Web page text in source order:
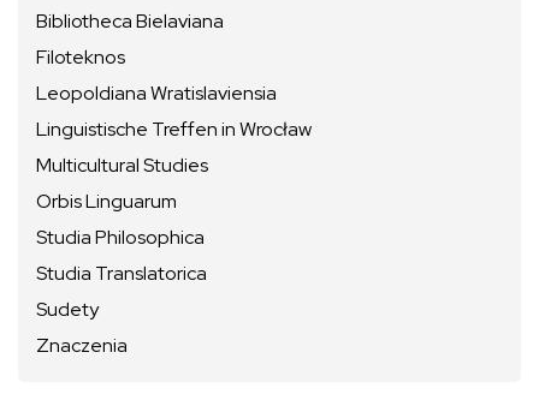
Bibliotheca Bielaviana
Filoteknos
Leopoldiana Wratislaviensia
Linguistische Treffen in Wrocław
Multicultural Studies
Orbis Linguarum
Studia Philosophica
Studia Translatorica
Sudety
Znaczenia